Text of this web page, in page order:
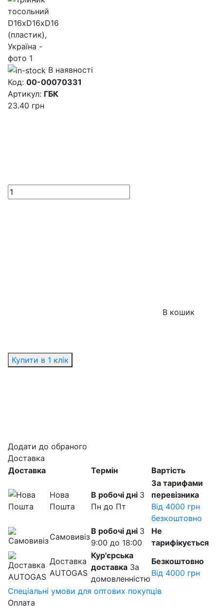
В наявності
Код: 00-00070331
Артикул: ГБК
23.40 грн
В кошик
Купити в 1 клік
Додати до обраного
Доставка
Доставка
Термін Вартість
Нова
Пошта
В робочі дні З
Пн до Пт
За тарифами
перевізника
Від 4000 грн
безкоштовно
Самовивіз
В робочі дні З
9:00 до 18:00
Не
тарифікується
Доставка
AUTOGAS
Кур'єрська
доставка За
домовленністю
Безкоштовно
Від 4000 грн
Спеціальні умови для оптових покупців
Оплата